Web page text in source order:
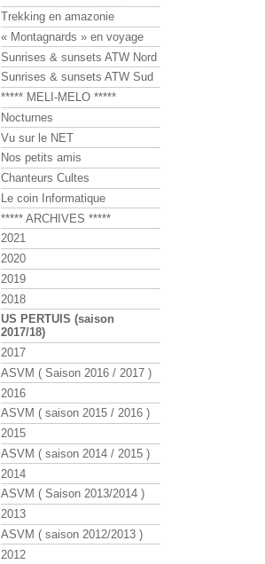
Trekking en amazonie
« Montagnards » en voyage
Sunrises & sunsets ATW Nord
Sunrises & sunsets ATW Sud
***** MELI-MELO *****
Nocturnes
Vu sur le NET
Nos petits amis
Chanteurs Cultes
Le coin Informatique
***** ARCHIVES *****
2021
2020
2019
2018
US PERTUIS (saison
2017/18)
2017
ASVM ( Saison 2016 / 2017 )
2016
ASVM ( saison 2015 / 2016 )
2015
ASVM ( saison 2014 / 2015 )
2014
ASVM ( Saison 2013/2014 )
2013
ASVM ( saison 2012/2013 )
2012